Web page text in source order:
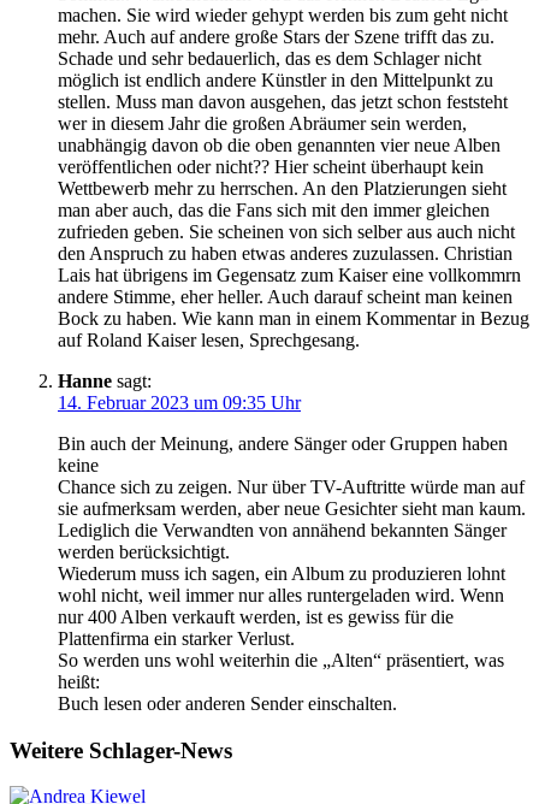
machen. Sie wird wieder gehypt werden bis zum geht nicht
mehr. Auch auf andere große Stars der Szene trifft das zu.
Schade und sehr bedauerlich, das es dem Schlager nicht
möglich ist endlich andere Künstler in den Mittelpunkt zu
stellen. Muss man davon ausgehen, das jetzt schon feststeht
wer in diesem Jahr die großen Abräumer sein werden,
unabhängig davon ob die oben genannten vier neue Alben
veröffentlichen oder nicht?? Hier scheint überhaupt kein
Wettbewerb mehr zu herrschen. An den Platzierungen sieht
man aber auch, das die Fans sich mit den immer gleichen
zufrieden geben. Sie scheinen von sich selber aus auch nicht
den Anspruch zu haben etwas anderes zuzulassen. Christian
Lais hat übrigens im Gegensatz zum Kaiser eine vollkommrn
andere Stimme, eher heller. Auch darauf scheint man keinen
Bock zu haben. Wie kann man in einem Kommentar in Bezug
auf Roland Kaiser lesen, Sprechgesang.
Hanne sagt:
14. Februar 2023 um 09:35 Uhr
Bin auch der Meinung, andere Sänger oder Gruppen haben
keine
Chance sich zu zeigen. Nur über TV-Auftritte würde man auf
sie aufmerksam werden, aber neue Gesichter sieht man kaum.
Lediglich die Verwandten von annähend bekannten Sänger
werden berücksichtigt.
Wiederum muss ich sagen, ein Album zu produzieren lohnt
wohl nicht, weil immer nur alles runtergeladen wird. Wenn
nur 400 Alben verkauft werden, ist es gewiss für die
Plattenfirma ein starker Verlust.
So werden uns wohl weiterhin die „Alten“ präsentiert, was
heißt:
Buch lesen oder anderen Sender einschalten.
Weitere Schlager-News